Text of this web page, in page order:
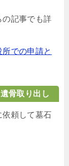
記事でも詳
での申請と
骨取り出し
依頼して墓石